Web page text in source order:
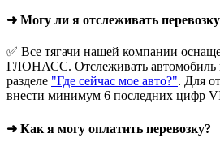
➜ Могу ли я отслеживать
✅ Все тягачи нашей компании
ГЛОНАСС. Отслеживать автомобиль
разделе "Где сейчас мое авто?". Для
внести минимум 6 последних цифр
➜ Как я могу оплатить перевозку?